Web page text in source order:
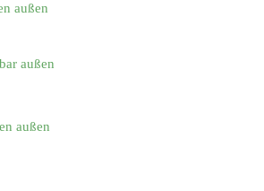
außen
außen
außen